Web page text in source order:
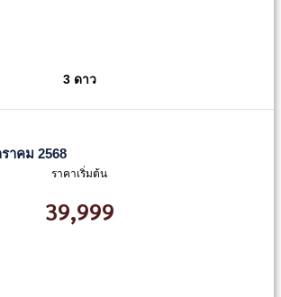
3 ดาว
าคม 2568
ราคาเริ่มต้น
39,999